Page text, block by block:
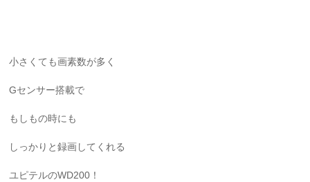
小さくても画素数が多く
Gセンサー搭載で
もしもの時にも
しっかりと録画してくれる
ユピテルのWD200！